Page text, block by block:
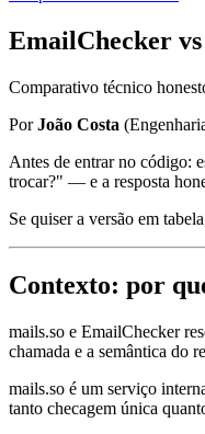
EmailChecker
Comparativo técnico
Por João Costa (
Antes de entrar no código:
trocar?" — e a resposta
Se quiser a versão em
Contexto: por
mails.so e EmailChecker
chamada e a semântica do
mails.so é um serviço
tanto checagem única